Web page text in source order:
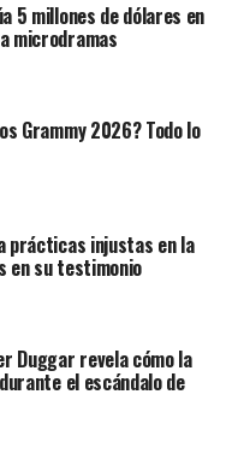
5 millones de dólares en
microdramas
Grammy 2026? Todo lo
prácticas injustas en la
en su testimonio
Duggar revela cómo la
el escándalo de